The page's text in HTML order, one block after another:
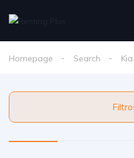
Homepage Search Kia